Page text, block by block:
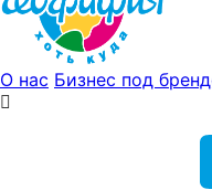
О нас Бизнес под